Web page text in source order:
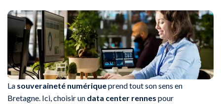
La souveraineté numériqueprend tout son sens en
Bretagne. Ici, choisir un data center rennes pour